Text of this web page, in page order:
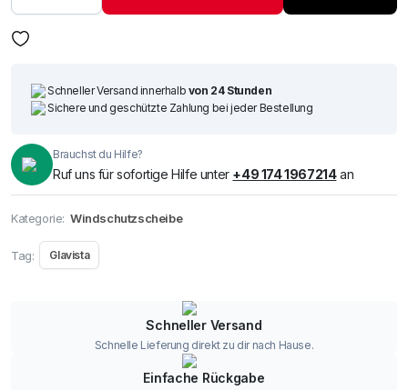
Menge
Schneller Versand innerhalb von 24 Stunden
Sichere und geschützte Zahlung bei jeder Bestellung
Brauchst du Hilfe?
Ruf uns für sofortige Hilfe unter +49 174 1967214an
Kategorie: Windschutzscheibe
Tag: Glavista
Schneller Versand
Schnelle Lieferung direkt zu dir nach Hause.
Einfache Rückgabe